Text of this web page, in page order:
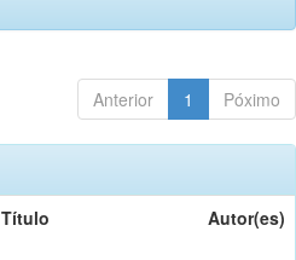
Anterior 1 Póximo
Título Autor(es)